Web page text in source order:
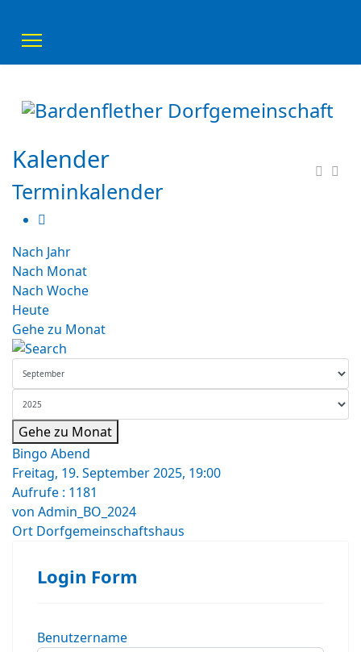
Kalender
Terminkalender
Nach Jahr
Nach Monat
Nach Woche
Heute
Gehe zu Monat
Gehe zu Monat
Bingo Abend
Freitag, 19. September 2025, 19:00
Aufrufe : 1181
von Admin_BO_2024
Ort Dorfgemeinschaftshaus
Login Form
Benutzername